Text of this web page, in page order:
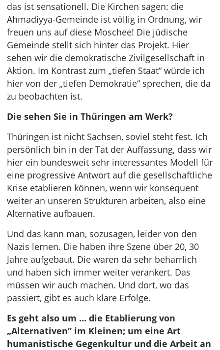
das ist sensationell. Die Kirchen sagen: die
Ahmadiyya-Gemeinde ist völlig in Ordnung, wir
freuen uns auf diese Moschee! Die jüdische
Gemeinde stellt sich hinter das Projekt. Hier
sehen wir die demokratische Zivilgesellschaft in
Aktion. Im Kontrast zum „tiefen Staat“ würde ich
hier von der „tiefen Demokratie“ sprechen, die da
zu beobachten ist.
Die sehen Sie in Thüringen am Werk?
Thüringen ist nicht Sachsen, soviel steht fest. Ich
persönlich bin in der Tat der Auffassung, dass wir
hier ein bundesweit sehr interessantes Modell für
eine progressive Antwort auf die gesellschaftliche
Krise etablieren können, wenn wir konsequent
weiter an unseren Strukturen arbeiten, also eine
Alternative aufbauen.
Und das kann man, sozusagen, leider von den
Nazis lernen. Die haben ihre Szene über 20, 30
Jahre aufgebaut. Die waren da sehr beharrlich
und haben sich immer weiter verankert. Das
müssen wir auch machen. Und dort, wo das
passiert, gibt es auch klare Erfolge.
Es geht also um … die Etablierung von
„Alternativen“ im Kleinen; um eine Art
humanistische Gegenkultur und die Arbeit an